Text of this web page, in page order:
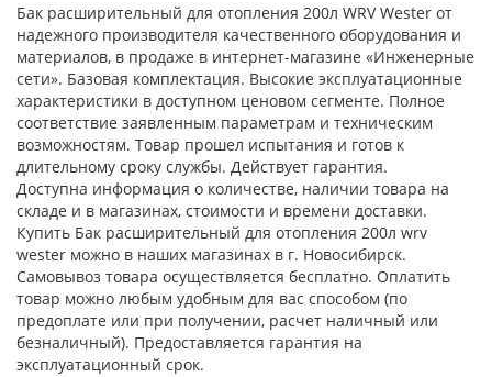
Бак расширительный для отопления 200л WRV Wester от
надежного производителя качественного оборудования и
материалов, в продаже в интернет-магазине «Инженерные
сети». Базовая комплектация. Высокие эксплуатационные
характеристики в доступном ценовом сегменте. Полное
соответствие заявленным параметрам и техническим
возможностям. Товар прошел испытания и готов к
длительному сроку службы. Действует гарантия.
Доступна информация о количестве, наличии товара на
складе и в магазинах, стоимости и времени доставки.
Купить Бак расширительный для отопления 200л wrv
wester можно в наших магазинах в г. Новосибирск.
Самовывоз товара осуществляется бесплатно. Оплатить
товар можно любым удобным для вас способом (по
предоплате или при получении, расчет наличный или
безналичный). Предоставляется гарантия на
эксплуатационный срок.